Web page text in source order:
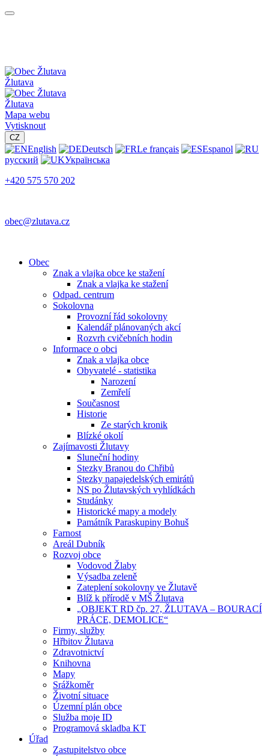
Žlutava
Žlutava
Mapa webu
Vytisknout
CZ
English Deutsch Le français
Espanol
русский
Українська
+420 575 570 202
obec@zlutava.cz
Obec
Znak a vlajka obce ke stažení
Znak a vlajka ke stažení
Odpad. centrum
Sokolovna
Provozní řád sokolovny
Kalendář plánovaných akcí
Rozvrh cvičebních hodin
Informace o obci
Znak a vlajka obce
Obyvatelé - statistika
Narození
Zemřelí
Současnost
Historie
Ze starých kronik
Blízké okolí
Zajímavosti Žlutavy
Sluneční hodiny
Stezky Branou do Chřibů
Stezky napajedelských emirátů
NS po Žlutavských vyhlídkách
Studánky
Historické mapy a modely
Památník Paraskupiny Bohuš
Farnost
Areál Dubník
Rozvoj obce
Vodovod Žlaby
Výsadba zeleně
Zateplení sokolovny ve Žlutavě
Blíž k přírodě v MŠ Žlutava
„OBJEKT RD čp. 27, ŽLUTAVA – BOURACÍ
PRÁCE, DEMOLICE“
Firmy, služby
Hřbitov Žlutava
Zdravotnictví
Knihovna
Mapy
Srážkoměr
Životní situace
Územní plán obce
Služba moje ID
Programová skladba KT
Úřad
Zastupitelstvo obce